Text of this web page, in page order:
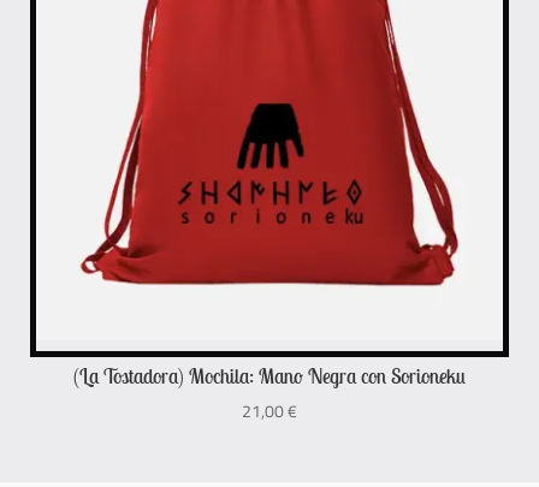
(La Tostadora) Mochila: Mano Negra con Sorioneku
21,00€